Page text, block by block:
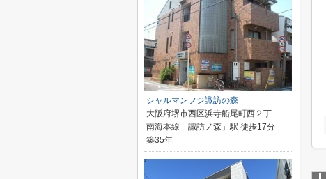
シャルマンフジ諏訪の森
大阪府堺市西区浜寺船尾町西２丁
南海本線「諏訪ノ森」駅 徒歩17分
築35年